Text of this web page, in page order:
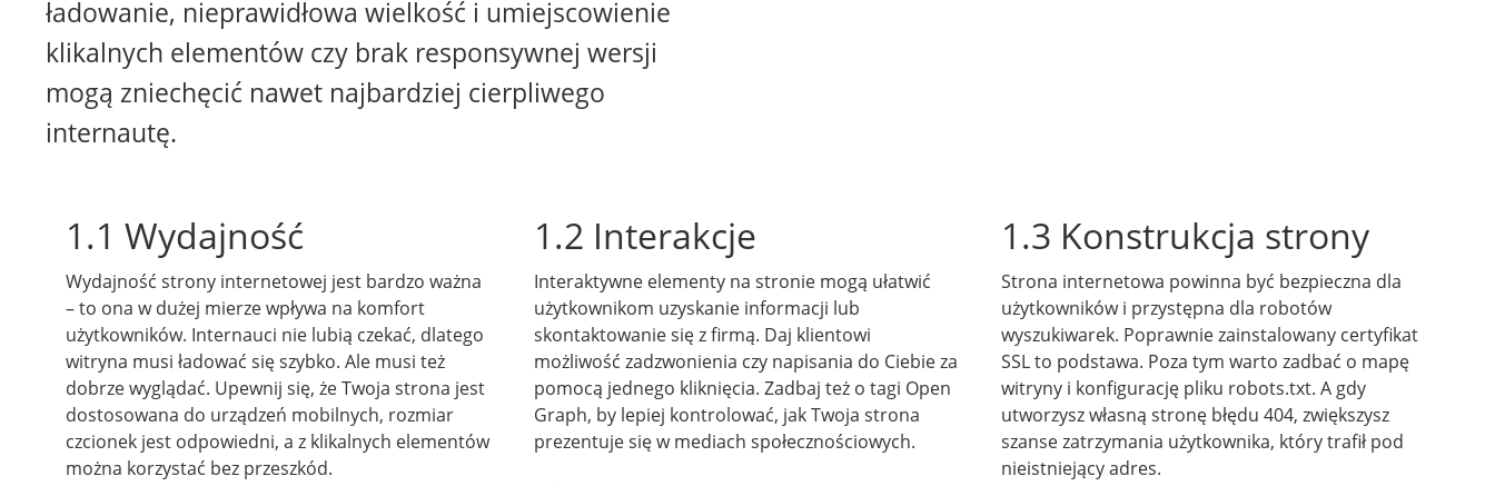
ładowanie, nieprawidłowa wielkość i umiejscowienie
klikalnych elementów czy brak responsywnej wersji
mogą zniechęcić nawet najbardziej cierpliwego
internautę.
1.1 Wydajność
Wydajność strony internetowej jest bardzo ważna
– to ona w dużej mierze wpływa na komfort
użytkowników. Internauci nie lubią czekać, dlatego
witryna musi ładować się szybko. Ale musi też
dobrze wyglądać. Upewnij się, że Twoja strona jest
dostosowana do urządzeń mobilnych, rozmiar
czcionek jest odpowiedni, a z klikalnych elementów
można korzystać bez przeszkód.
1.2 Interakcje
Interaktywne elementy na stronie mogą ułatwić
użytkownikom uzyskanie informacji lub
skontaktowanie się z firmą. Daj klientowi
możliwość zadzwonienia czy napisania do Ciebie za
pomocą jednego kliknięcia. Zadbaj też o tagi Open
Graph, by lepiej kontrolować, jak Twoja strona
prezentuje się w mediach społecznościowych.
1.3 Konstrukcja strony
Strona internetowa powinna być bezpieczna dla
użytkowników i przystępna dla robotów
wyszukiwarek. Poprawnie zainstalowany certyfikat
SSL to podstawa. Poza tym warto zadbać o mapę
witryny i konfigurację pliku robots.txt. A gdy
utworzysz własną stronę błędu 404, zwiększysz
szanse zatrzymania użytkownika, który trafił pod
nieistniejący adres.